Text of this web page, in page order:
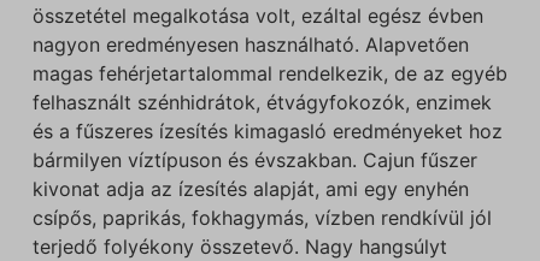
összetétel megalkotása volt, ezáltal egész évben
nagyon eredményesen használható. Alapvetően
magas fehérjetartalommal rendelkezik, de az egyéb
felhasznált szénhidrátok, étvágyfokozók, enzimek
és a fűszeres ízesítés kimagasló eredményeket hoz
bármilyen víztípuson és évszakban. Cajun fűszer
kivonat adja az ízesítés alapját, ami egy enyhén
csípős, paprikás, fokhagymás, vízben rendkívül jól
terjedő folyékony összetevő. Nagy hangsúlyt